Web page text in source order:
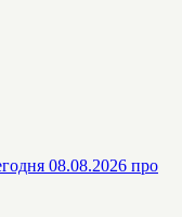
08.08.2026 про